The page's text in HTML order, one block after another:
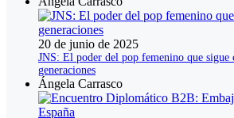
20 de junio de 2025
JNS: El poder del pop femenino que sigue
generaciones
Ángela Carrasco